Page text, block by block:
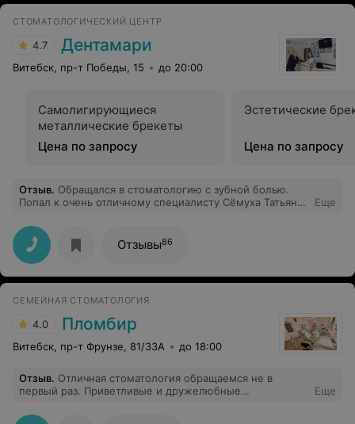
СТОМАТОЛОГИЧЕСКИЙ ЦЕНТР
4.7 Дентамари
Витебск, пр-т Победы, 15 до 20:00
Самолигирующиеся
металлические брекеты
Цена по запросу
Эстетические
Цена по запросу
Отзыв. Обращался в стоматологию с зубной болью.
Попал к очень отличному специалисту Сёмуха Татьяна
и самое главное без всякой боли. Проявила себя как
специалист с высокой квалификацией и опытом
работы. Рекомендовал стоматологию своим друзьям и
знакомым, все остались довольны.
Еще
Отзывы86
СЕМЕЙНАЯ СТОМАТОЛОГИЯ
4.0 Пломбир
Витебск, пр-т Фрунзе, 81/33А до 18:00
Отзыв. Отличная стоматология обращаемся не в
первый раз. Приветливые и дружелюбные
огромное
Еще